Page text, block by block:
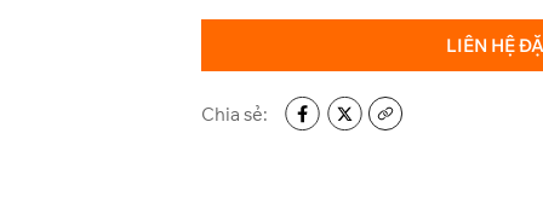
LIÊN HỆ
Chia sẻ: